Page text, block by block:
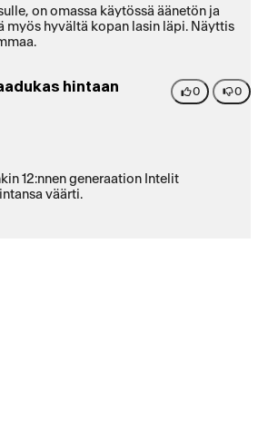
on omassa käytössä äänetön ja
myös hyvältä kopan lasin läpi. Näyttis
hintaan
0 0
12:nnen generaation Intelit
väärti.